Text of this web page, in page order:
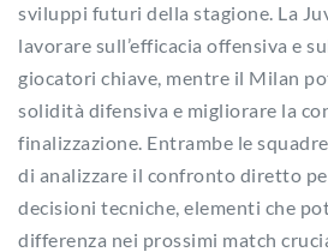
sviluppi futuri della stagione. La
lavorare sull’efficacia offensiva e
giocatori chiave, mentre il Milan
solidità difensiva e migliorare la
finalizzazione. Entrambe le
di analizzare il confronto diretto
decisioni tecniche, elementi che
differenza nei prossimi match